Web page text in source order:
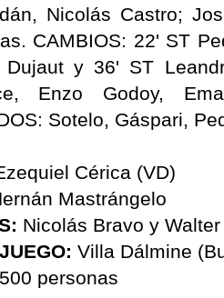
Nicolás Castro;
CAMBIOS: 22' ST
Dujaut y 36' ST
Enzo Godoy,
Sotelo, Gáspari,
Cérica (VD)
Mastrángelo
Nicolás Bravo y
Villa Dálmine
personas